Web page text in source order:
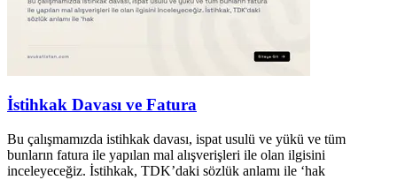
İstihkak Davası ve Fatura
Bu çalışmamızda istihkak davası, ispat usulü ve yükü ve tüm
bunların fatura ile yapılan mal alışverişleri ile olan ilgisini
inceleyeceğiz. İstihkak, TDK’daki sözlük anlamı ile ‘hak